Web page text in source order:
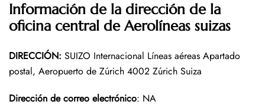
Información de la dirección de la
oficina central de Aerolíneas suizas
DIRECCIÓN: SUIZO Internacional Líneas aéreas Apartado
postal, Aeropuerto de Zúrich 4002 Zúrich Suiza
Dirección de correo electrónico: NA